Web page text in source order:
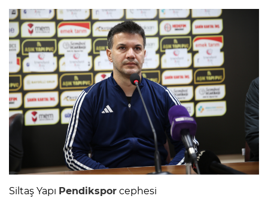
Siltaş Yapı Pendikspor cephesi